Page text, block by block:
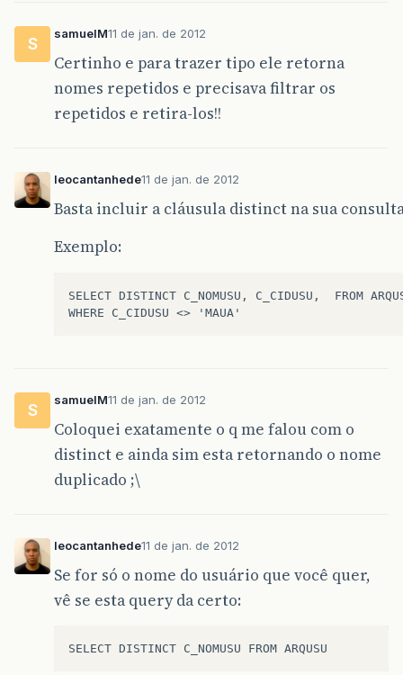
S
samuelM11 de jan. de 2012
Certinho e para trazer tipo ele retorna
nomes repetidos e precisava filtrar os
repetidos e retira-los!!
leocantanhede11 de jan. de 2012
Basta incluir a cláusula distinct na sua
Exemplo:
SELECT DISTINCT C_NOMUSU, C_CIDUSU,  FROM
S
samuelM11 de jan. de 2012
Coloquei exatamente o q me falou com o
distinct e ainda sim esta retornando o nome
duplicado ;\
leocantanhede11 de jan. de 2012
Se for só o nome do usuário que você quer,
vê se esta query da certo: